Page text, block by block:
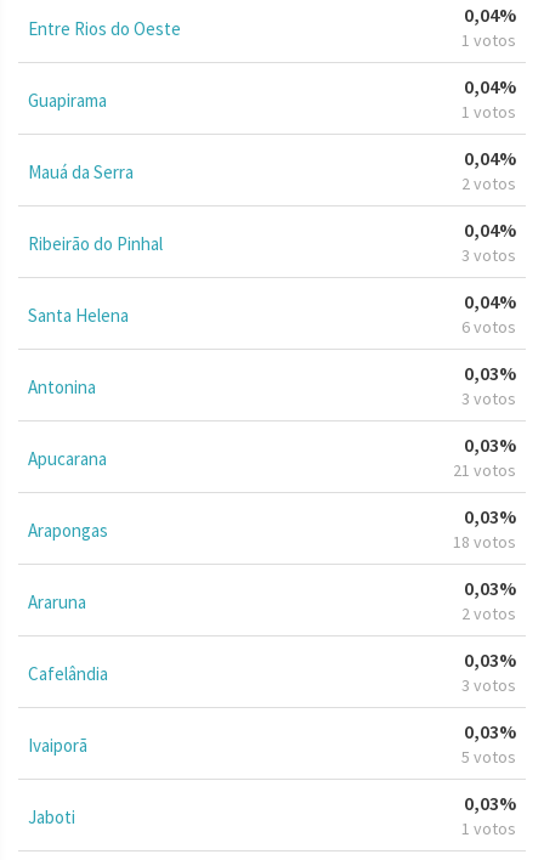
Entre Rios do Oeste
0,04%
1 votos
Guapirama
0,04%
1 votos
Mauá da Serra
0,04%
2 votos
Ribeirão do Pinhal
0,04%
3 votos
Santa Helena
0,04%
6 votos
Antonina
0,03%
3 votos
Apucarana
0,03%
21 votos
Arapongas
0,03%
18 votos
Araruna
0,03%
2 votos
Cafelândia
0,03%
3 votos
Ivaiporã
0,03%
5 votos
Jaboti
0,03%
1 votos